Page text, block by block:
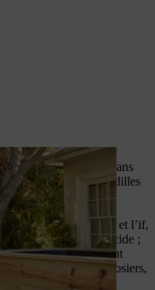
peut être utilisée dans
Les feuillages, les brindilles
sont autorisés.
évitées dans les
comme le thuya et l’if,
en rendant le sol acide ;
en tanins et peuvent
que les déchets des rosiers,
des éléments